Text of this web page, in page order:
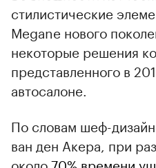
00:00 / 00:00
стилистические
Megane нового
некоторые решения
представленного в
автосалоне.
По словам шеф-
ван ден Акера, при
около70% времени